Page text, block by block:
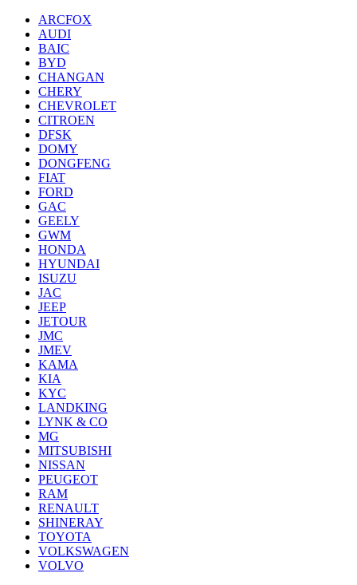
ARCFOX
AUDI
BAIC
BYD
CHANGAN
CHERY
CHEVROLET
CITROEN
DFSK
DOMY
DONGFENG
FIAT
FORD
GAC
GEELY
GWM
HONDA
HYUNDAI
ISUZU
JAC
JEEP
JETOUR
JMC
JMEV
KAMA
KIA
KYC
LANDKING
LYNK & CO
MG
MITSUBISHI
NISSAN
PEUGEOT
RAM
RENAULT
SHINERAY
TOYOTA
VOLKSWAGEN
VOLVO